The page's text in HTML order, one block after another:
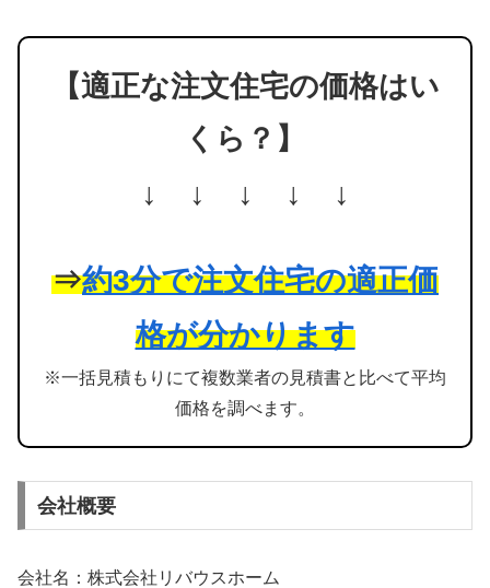
【適正な注文住宅の価格はい
くら？】
↓ ↓ ↓ ↓ ↓
⇒約3分で注文住宅の適正価
格が分かります
※一括見積もりにて複数業者の見積書と比べて平均
価格を調べます。
会社概要
会社名：株式会社リバウスホーム